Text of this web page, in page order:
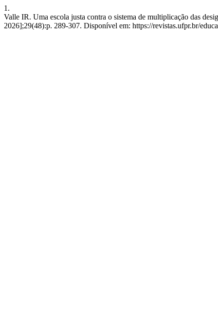
1.
Valle IR. Uma escola justa contra o sistema de multiplicação das
2026];29(48):p. 289-307. Disponível em: https://revistas.ufpr.br/